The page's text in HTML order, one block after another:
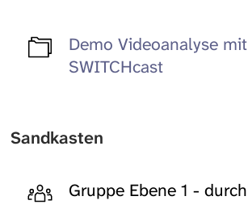
Demo Videoanalyse mit
SWITCHcast
Sandkasten
Gruppe Ebene 1 -